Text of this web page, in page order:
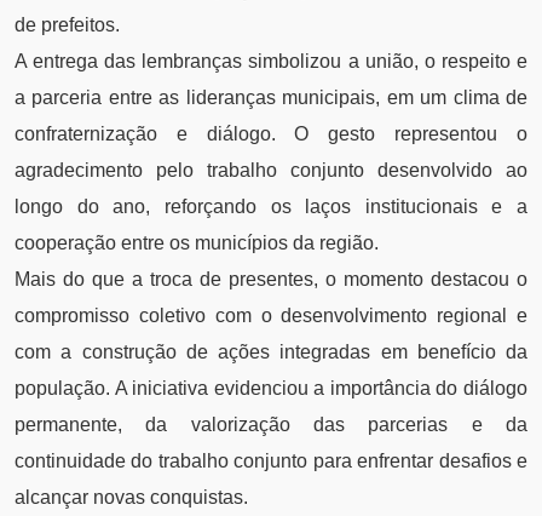
de prefeitos.
A entrega das lembranças simbolizou a união, o respeito e
a parceria entre as lideranças municipais, em um clima de
confraternização e diálogo. O gesto representou o
agradecimento pelo trabalho conjunto desenvolvido ao
longo do ano, reforçando os laços institucionais e a
cooperação entre os municípios da região.
Mais do que a troca de presentes, o momento destacou o
compromisso coletivo com o desenvolvimento regional e
com a construção de ações integradas em benefício da
população. A iniciativa evidenciou a importância do diálogo
permanente, da valorização das parcerias e da
continuidade do trabalho conjunto para enfrentar desafios e
alcançar novas conquistas.